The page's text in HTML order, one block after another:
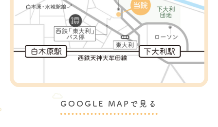
GOOGLE MAPで見る